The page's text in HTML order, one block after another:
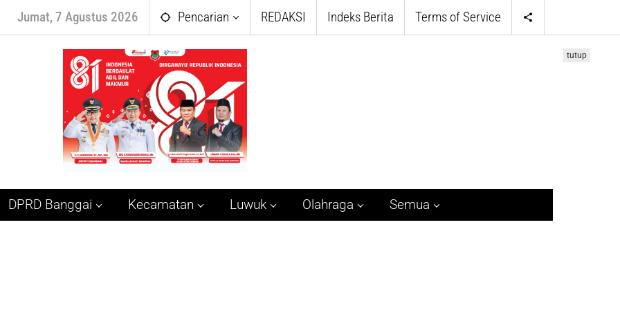
Jumat, 7 Agustus 2026 Pencarian REDAKSI Indeks Berita Terms of Service
DPRD Banggai Kecamatan Luwuk Olahraga Semua
tutup